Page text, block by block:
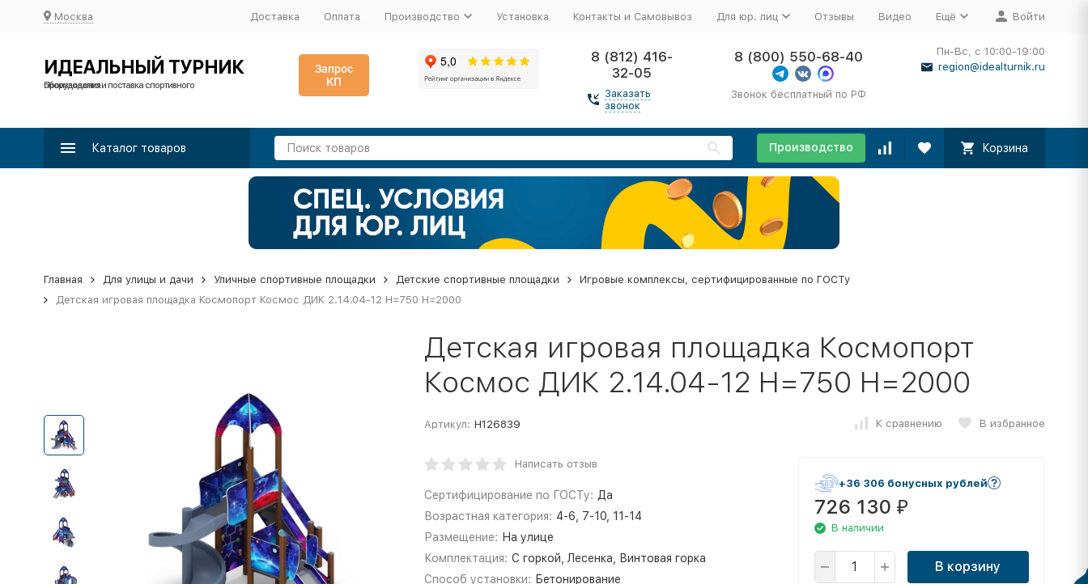
Москва Доставка Оплата Производство Установка Контакты и Самовывоз Для юр. лиц Отзывы Видео Ещё Войти
ИДЕАЛЬНЫЙ ТУРНИК
Производство и поставка спортивного оборудования
Запрос
КП
8 (812) 416-
32-05
Заказать
звонок
8 (800) 550-68-40
Звонок бесплатный по РФ
Пн-Вс, с 10:00-19:00
region@idealturnik.ru
Каталог товаров Производство Корзина
Главная Для улицы и дачи Уличные спортивные площадки Детские спортивные площадки
Игровые комплексы, сертифицированные по ГОСТу
Детская игровая площадка Космопорт Космос ДИК 2.14.04-12 H=750 H=2000
Детская игровая площадка Космопорт
Космос ДИК 2.14.04-12 H=750 H=2000
Артикул: Н126839 К сравнению В избранное
Написать отзыв
Сертифицирование по ГОСТу: Да
Возрастная категория: 4-6, 7-10, 11-14
Размещение: На улице
Комплектация: С горкой, Лесенка, Винтовая горка
Способ установки: Бетонирование
+36 306 бонусных рублей
726 130 ₽
В наличии
В корзину